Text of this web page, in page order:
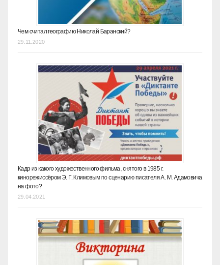
Чем считал географию Николай Баранский?
29.11.2020
Кадр из какого художественного фильма, снятого в 1985 г.
кинорежиссёром Э. Г. Климовым по сценарию писателя А. М. Адамовича
на фото?
29.04.2021